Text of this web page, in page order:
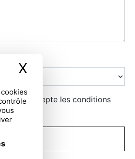
X Masquer le
case, j'accepte les conditions
**